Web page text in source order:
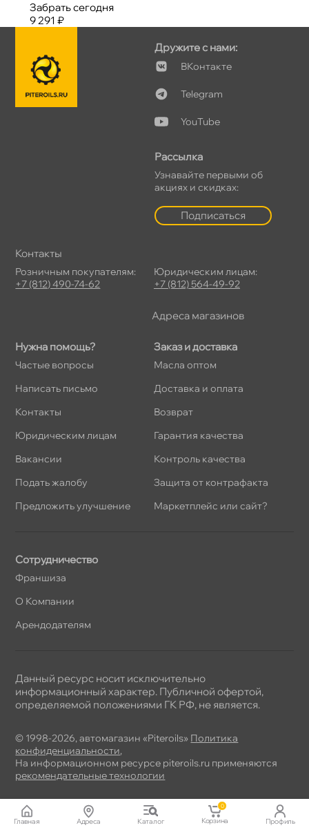
Забрать сегодня
9 291 ₽
Нужна помощь?
Частые вопросы
Написать письмо
Контакты
Юридическим лицам
акансии
Подать жалобу
Предложить улучшение
Заказ и доставка
Масла оптом
Доставка и оплата
озврат
Гарантия качества
Контроль качества
Защита от контрафакта
Маркетплейс или сайт?
Дружите с нами:
Контакте
Telegram
YouTube
Рассылка
Узнавайте первыми о
акциях и скидках:
Подписаться
Сотрудничество
Франшиза
О Компании
Арендодателям
Контакты
Розничным покупателям:
+7 (812) 490-74-62
Юридическим лицам:
+7 (812) 564-49-92
Адреса магазино
© 1998-2026, автомагазин «Piteroils» Политика
конфиденциальности,
На информационном ресурсе piteroils.ru применяются
рекомендательные технологии
Данный ресурс носит исключительно
информационный характер. Публичной офертой,
определяемой положениями ГК РФ, не является.
Главная Адреса Катало
0
Корзина Профиль